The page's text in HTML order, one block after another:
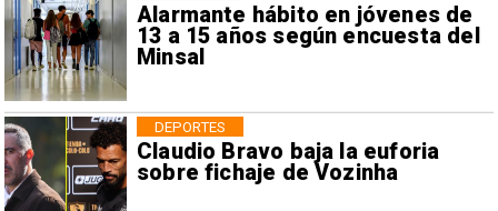
Alarmante hábito en jóvenes de
13 a 15 años según encuesta del
Minsal
Claudio Bravo baja la euforia
sobre fichaje de Vozinha
DEPORTES